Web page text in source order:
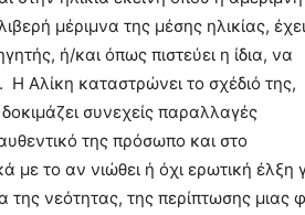
μέριμνα της μέσης ηλικίας,
ή/και όπως πιστεύει η ίδια, να
Αλίκη καταστρώνει το σχέδιό της,
συνεχείς παραλλαγές
της πρόσωπο και στο
με το αν νιώθει ή όχι ερωτική έλξη
νεότητας, της περίπτωσης μιας